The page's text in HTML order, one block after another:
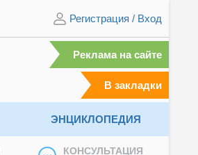
Регистрация / Вход
Реклама на сайте
В закладки
ЭНЦИКЛОПЕДИЯ
КОНСУЛЬТАЦИЯ